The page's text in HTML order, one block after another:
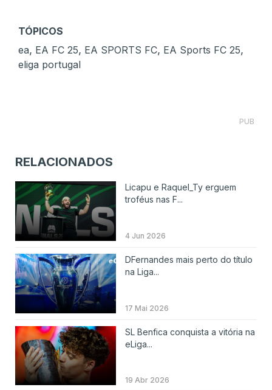
TÓPICOS
ea, EA FC 25, EA SPORTS FC, EA Sports FC 25,
eliga portugal
PUB
RELACIONADOS
Licapu e Raquel_Ty erguem
troféus nas F...
4 Jun 2026
DFernandes mais perto do título
na Liga...
17 Mai 2026
SL Benfica conquista a vitória na
eLiga...
19 Abr 2026